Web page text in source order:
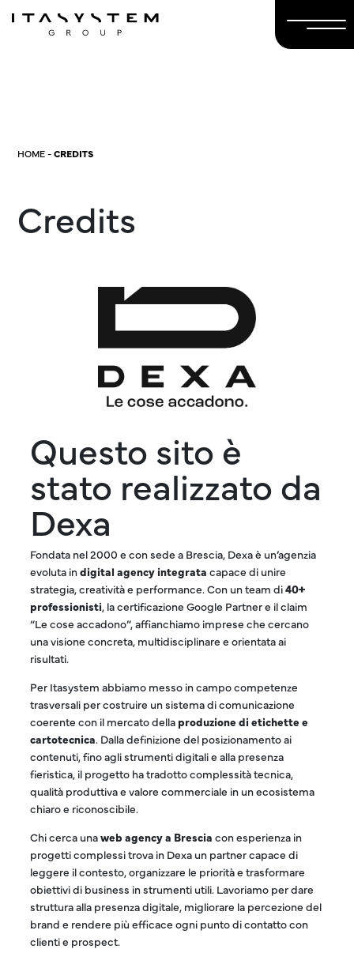
HOME-CREDITS
Credits
Questo sito è
stato realizzato da
Dexa
Fondata nel 2000 e con sede a Brescia, Dexa è un’agenzia
evoluta indigital agency integrata capace di unire
strategia, creatività e performance. Con un team di40+
professionisti, la certificazione Google Partner e il claim
“Le cose accadono”, affianchiamo imprese che cercano
una visione concreta, multidisciplinare e orientata ai
risultati.
Per Itasystem abbiamo messo in campo competenze
trasversali per costruire un sistema di comunicazione
coerente con il mercato della produzione di etichette e
cartotecnica. Dalla definizione del posizionamento ai
contenuti, fino agli strumenti digitali e alla presenza
fieristica, il progetto ha tradotto complessità tecnica,
qualità produttiva e valore commerciale in un ecosistema
chiaro e riconoscibile.
Chi cerca unaweb agency a Brescia con esperienza in
progetti complessi trova in Dexa un partner capace di
leggere il contesto, organizzare le priorità e trasformare
obiettivi di business in strumenti utili. Lavoriamo per dare
struttura alla presenza digitale, migliorare la percezione del
brand e rendere più efficace ogni punto di contatto con
clienti e prospect.